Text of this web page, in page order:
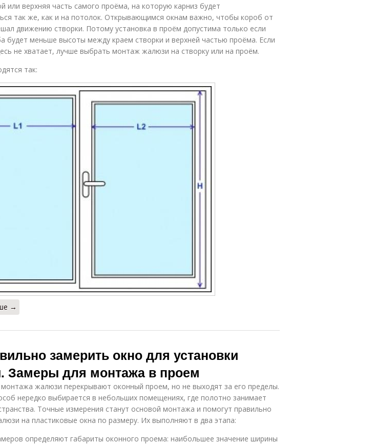
или верхняя часть самого проёма, на которую карниз будет
так же, как и на потолок. Открывающимся окнам важно, чтобы короб от
движению створки. Потому установка в проём допустима только если
будет меньше высоты между краем створки и верхней частью проёма. Если
не хватает, лучше выбрать монтаж жалюзи на створку или на проём.
так:
→
замерить окно для установки
Замеры для монтажа в проем
монтажа жалюзи перекрывают оконный проем, но не выходят за его пределы.
нередко выбирается в небольших помещениях, где полотно занимает
Точные измерения станут основой монтажа и помогут правильно
на пластиковые окна по размеру. Их выполняют в два этапа:
определяют габариты оконного проема: наибольшее значение ширины